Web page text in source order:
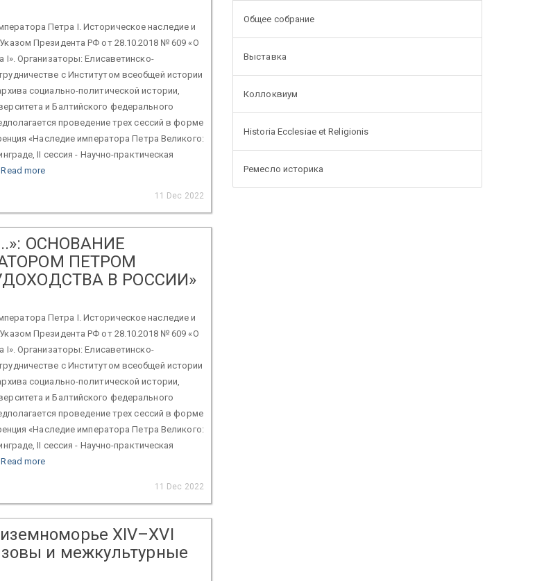
Петра I. Историческое наследие и
Президента РФ от 28.10.2018 № 609 «О
I». Организаторы: Елисаветинско-
с Институтом всеобщей истории
социально-политической истории,
и Балтийского федерального
проведение трех сессий в форме
«Наследие императора Петра Великого:
II сессия - Научно-практическая
Read more
11 Dec 2022
ОСНОВАНИЕ
ПЕТРОМ
В РОССИИ»
Петра I. Историческое наследие и
Президента РФ от 28.10.2018 № 609 «О
I». Организаторы: Елисаветинско-
с Институтом всеобщей истории
социально-политической истории,
и Балтийского федерального
проведение трех сессий в форме
«Наследие императора Петра Великого:
II сессия - Научно-практическая
Read more
11 Dec 2022
XIV–XVI
и межкультурные
Общее собрание
Выставка
Коллоквиум
Historia Ecclesiae et Religionis
Ремесло историка